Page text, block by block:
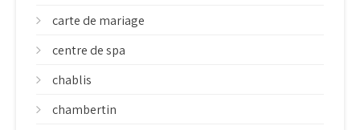
carte de mariage
centre de spa
chablis
chambertin